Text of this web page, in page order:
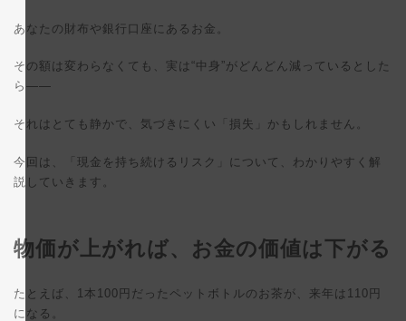
あなたの財布や銀行口座にあるお金。
その額は変わらなくても、実は“中身”がどんどん減っているとした
ら——
それはとても静かで、気づきにくい「損失」かもしれません。
今回は、「現金を持ち続けるリスク」について、わかりやすく解
説していきます。
物価が上がれば、お金の価値は下がる
たとえば、1本100円だったペットボトルのお茶が、来年は110円
になる。